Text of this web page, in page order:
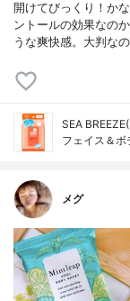
開けてびっくり！か
ントールの効果なの
うな爽快感。大判な
SEA
フェイス＆ボ
メグ